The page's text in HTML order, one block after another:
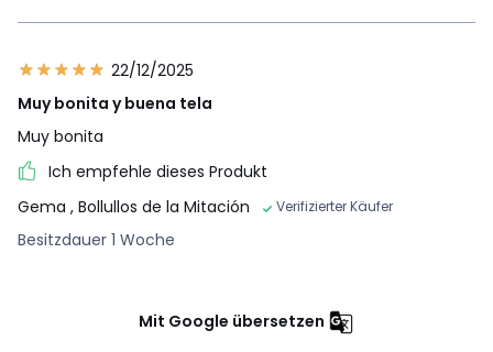
22/12/2025
Muy bonita y buena tela
Muy bonita
Ich empfehle dieses Produkt
Gema , Bollullos de la Mitación Verifizierter Käufer
Besitzdauer 1 Woche
Mit Google übersetzen